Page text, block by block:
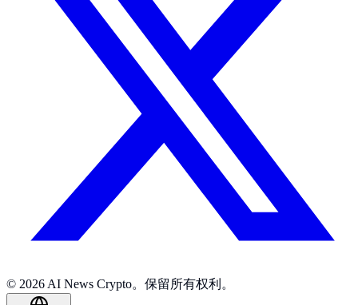
© 2026 AI News Crypto。保留所有权利。